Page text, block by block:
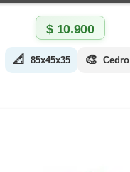
$10.900
📐 85x45x35 🎨 Cedro